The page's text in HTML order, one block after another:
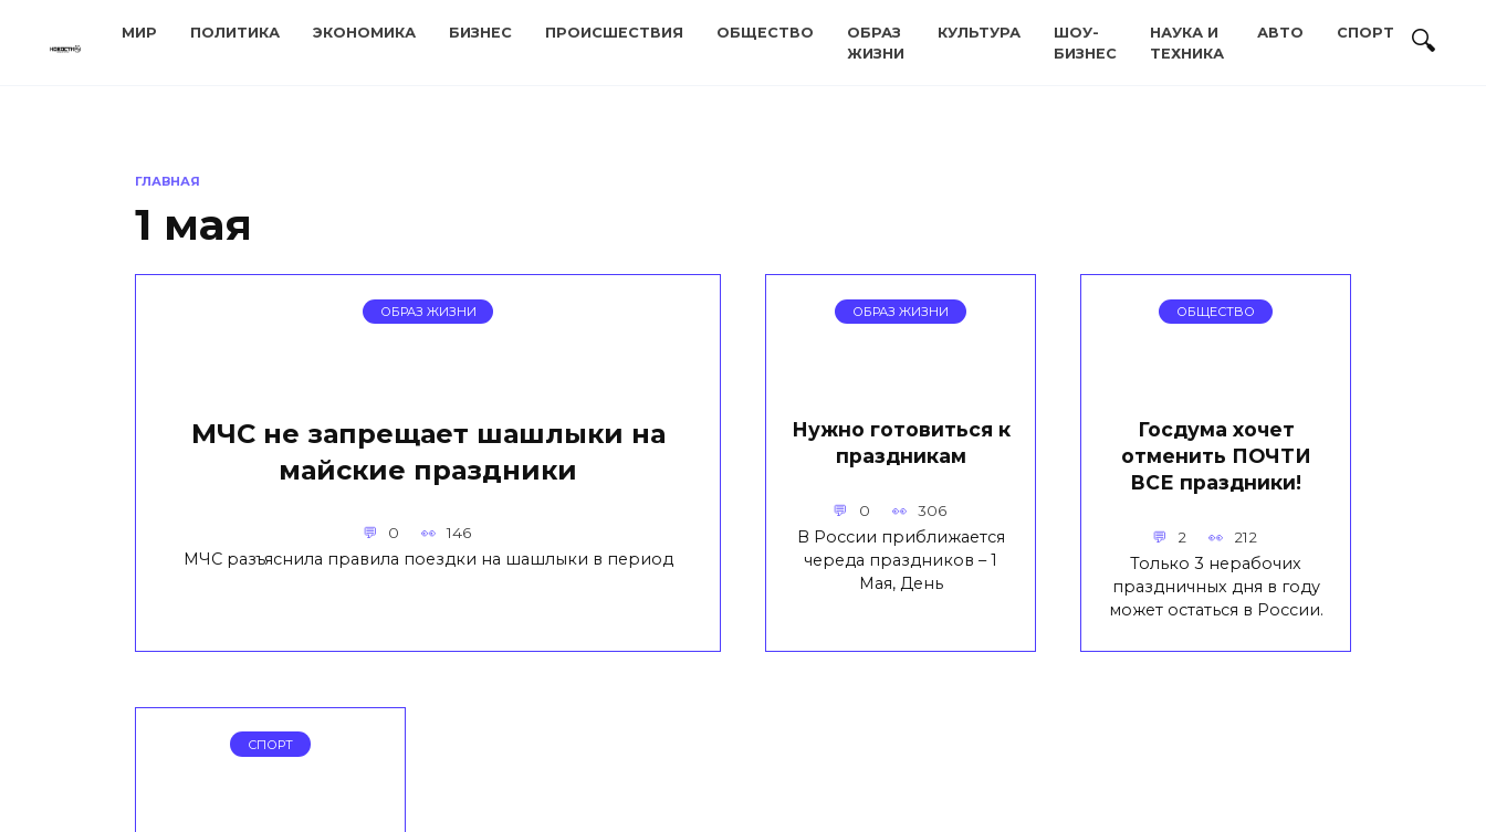
МИР ПОЛИТИКА ЭКОНОМИКА БИЗНЕС ПРОИСШЕСТВИЯ ОБЩЕСТВО
ОБРАЗ
ЖИЗНИ
КУЛЬТУРА
ШОУ-
БИЗНЕС
НАУКА И
ТЕХНИКА
АВТО СПОРТ
ГЛАВНАЯ
1 мая
ОБРАЗ ЖИЗНИ
МЧС не запрещает шашлыки на
майские праздники
0 146
МЧС разъяснила правила поездки на шашлыки в период
ОБРАЗ ЖИЗНИ
Нужно готовиться к
праздникам
0 306
В России приближается
череда праздников – 1
Мая, День
ОБЩЕСТВО
Госдума хочет
отменить ПОЧТИ
ВСЕ праздники!
2 212
Только 3 нерабочих
праздничных дня в году
может остаться в России.
СПОРТ